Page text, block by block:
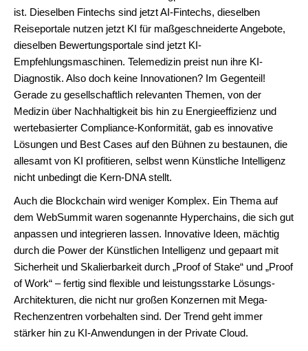
ist. Dieselben Fintechs sind jetzt AI-Fintechs, dieselben
Reiseportale nutzen jetzt KI für maßgeschneiderte Angebote,
dieselben Bewertungsportale sind jetzt KI-
Empfehlungsmaschinen. Telemedizin preist nun ihre KI-
Diagnostik. Also doch keine Innovationen? Im Gegenteil!
Gerade zu gesellschaftlich relevanten Themen, von der
Medizin über Nachhaltigkeit bis hin zu Energieeffizienz und
wertebasierter Compliance-Konformität, gab es innovative
Lösungen und Best Cases auf den Bühnen zu bestaunen, die
allesamt von KI profitieren, selbst wenn Künstliche Intelligenz
nicht unbedingt die Kern-DNA stellt.
Auch die Blockchain wird weniger Komplex. Ein Thema auf
dem WebSummit waren sogenannte Hyperchains, die sich gut
anpassen und integrieren lassen. Innovative Ideen, mächtig
durch die Power der Künstlichen Intelligenz und gepaart mit
Sicherheit und Skalierbarkeit durch „Proof of Stake“ und „Proof
of Work“ – fertig sind flexible und leistungsstarke Lösungs-
Architekturen, die nicht nur großen Konzernen mit Mega-
Rechenzentren vorbehalten sind. Der Trend geht immer
stärker hin zu KI-Anwendungen in der Private Cloud.